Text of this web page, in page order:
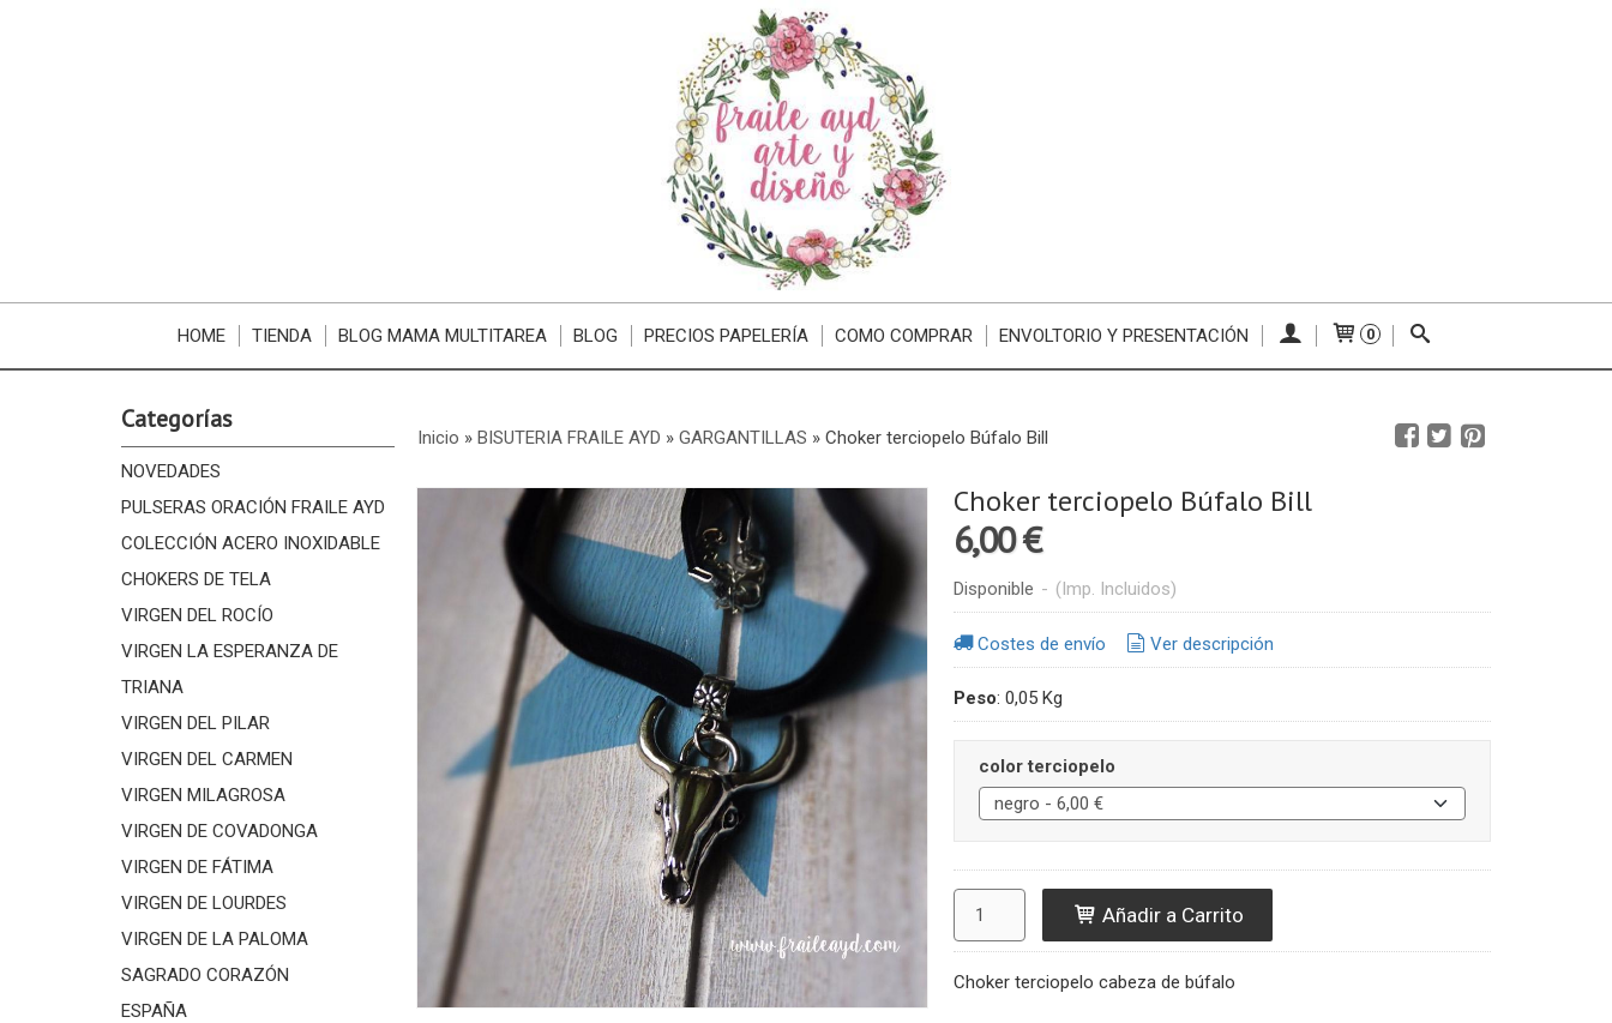
HOME TIENDA BLOG MAMA MULTITAREA BLOG PRECIOS PAPELERÍA COMO COMPRAR ENVOLTORIO Y PRESENTACIÓN 0
Categorías
NOVEDADES
PULSERAS ORACIÓN FRAILE AYD
COLECCIÓN ACERO INOXIDABLE
CHOKERS DE TELA
VIRGEN DEL ROCÍO
VIRGEN LA ESPERANZA DE
TRIANA
VIRGEN DEL PILAR
VIRGEN DEL CARMEN
VIRGEN MILAGROSA
VIRGEN DE COVADONGA
VIRGEN DE FÁTIMA
VIRGEN DE LOURDES
VIRGEN DE LA PALOMA
SAGRADO CORAZÓN
ESPAÑA
Inicio » BISUTERIA FRAILE AYD » GARGANTILLAS » Choker terciopelo Búfalo Bill
Choker terciopelo Búfalo Bill
6,00 €
Disponible - (Imp. Incluidos)
Costes de envío Ver descripción
Peso: 0,05 Kg
color terciopelo
Añadir a Carrito
Choker terciopelo cabeza de búfalo